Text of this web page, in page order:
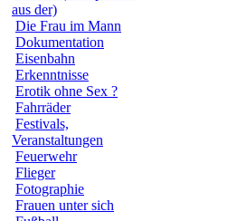
aus der)
Die Frau im Mann
Dokumentation
Eisenbahn
Erkenntnisse
Erotik ohne Sex ?
Fahrräder
Festivals,
Veranstaltungen
Feuerwehr
Flieger
Fotographie
Frauen unter sich